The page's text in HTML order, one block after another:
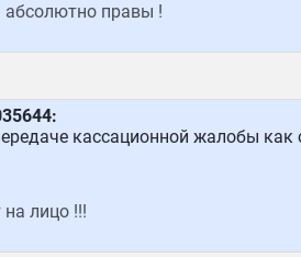
правы !
кассационной жалобы как
лицо !!!